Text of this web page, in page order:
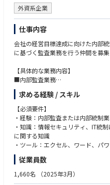
外資系企業
仕事内容
会社の経営目標達成に向けた内部
に基づく監査業務を行う仲間を募集
【具体的な業務内容】
■内部監査業務
① リスクベースに基づく監査業務
／監査報告書の作成／改善提案
② 改善に対するフォローアップ監査
求める経験 / スキル
【必須要件】
・経験：内部監査または内部統制
・知識：情報セキュリティ、IT統
に関する知識
・ツール：エクセル、ワード、パ
・その他：コミュニケーションスキ
【歓迎要件】
従業員数
1,660名 （2025年3月）